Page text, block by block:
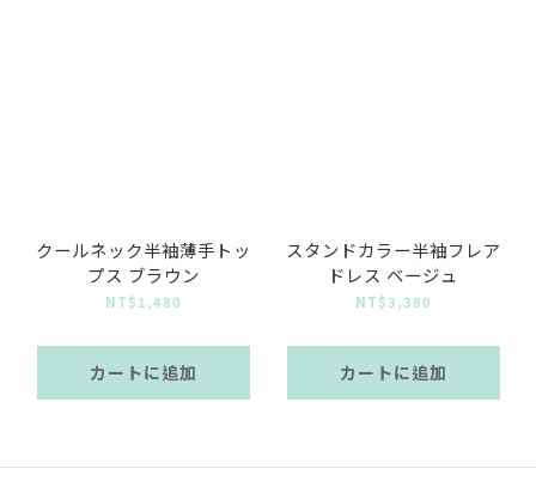
クールネック半袖薄手トッ
プス ブラウン
NT$1,480
カートに追加
スタンドカラー半袖フレア
ドレス ベージュ
NT$3,380
カートに追加